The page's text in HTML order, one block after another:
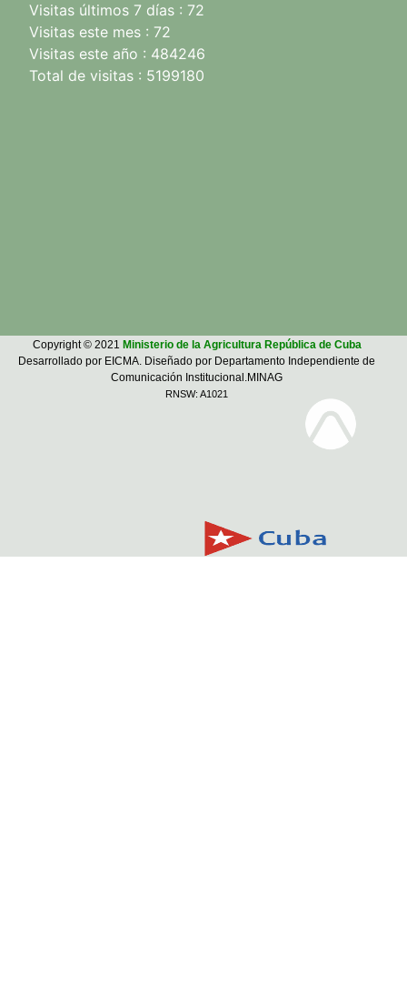
Visitas últimos 7 días : 72
Visitas este mes : 72
Visitas este año : 484246
Total de visitas : 5199180
Copyright © 2021 Ministerio de la Agricultura República de Cuba
Desarrollado por EICMA. Diseñado por Departamento Independiente de
Comunicación Institucional.MINAG
RNSW: A1021